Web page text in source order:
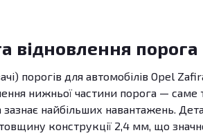
відновлення порога
порогів для автомобілів Opel
нижньої частини порога — саме
зазнає найбільших навантажень.
конструкції 2,4 мм, що